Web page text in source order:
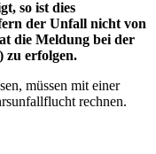
so ist dies
der Unfall nicht von
die Meldung bei der
zu erfolgen.
müssen mit einer
rechnen.